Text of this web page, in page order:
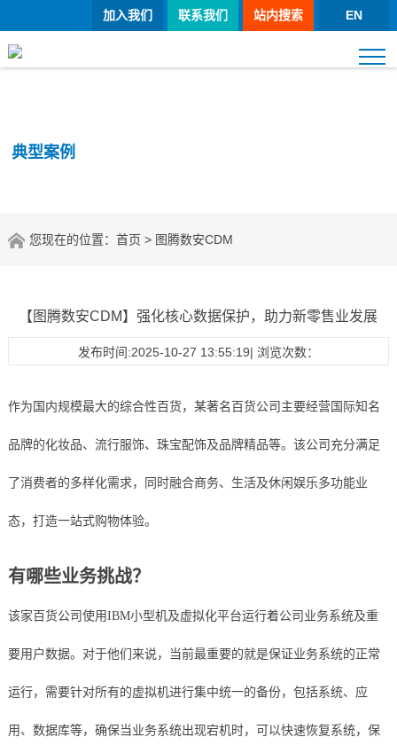
EN
站内搜索
联系我们
加入我们
典型案例
您现在的位置： 首页 > 图腾数安CDM
【图腾数安CDM】强化核心数据保护，助力新零售业发展
发布时间:2025-10-27 13:55:19| 浏览次数：
作为国内规模最大的综合性百货，某著名百货公司主要经营国际知名
品牌的化妆品、流行服饰、珠宝配饰及品牌精品等。该公司充分满足
了消费者的多样化需求，同时融合商务、生活及休闲娱乐多功能业
态，打造一站式购物体验。
有哪些业务挑战？
该家百货公司使用IBM小型机及虚拟化平台运行着公司业务系统及重
要用户数据。对于他们来说，当前最重要的就是保证业务系统的正常
运行，需要针对所有的虚拟机进行集中统一的备份，包括系统、应
用、数据库等，确保当业务系统出现宕机时，可以快速恢复系统，保